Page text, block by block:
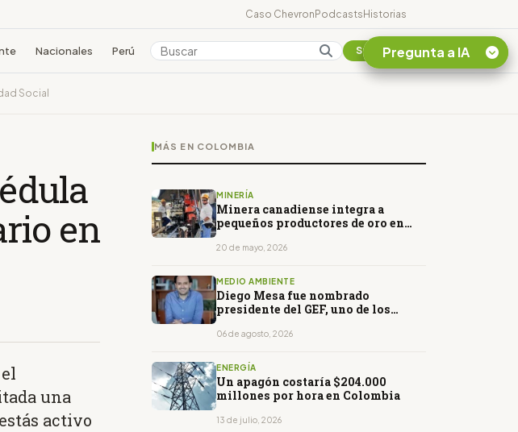
Caso ChevronPodcastsHistorias
Nacionales Perú Colombia Suscribirse
Social
en
una
activo
MÁS EN COLOMBIA
MINERÍA
Minera canadiense integra a
pequeños productores de oro en
20 de mayo, 2026
MEDIO AMBIENTE
Diego Mesa fue nombrado
presidente del GEF, uno de los
mundo
06 de agosto, 2026
ENERGÍA
Un apagón costaría $204.000
millones por hora en Colombia
13 de julio, 2026
Pregunta a IA
¿En que consiste la